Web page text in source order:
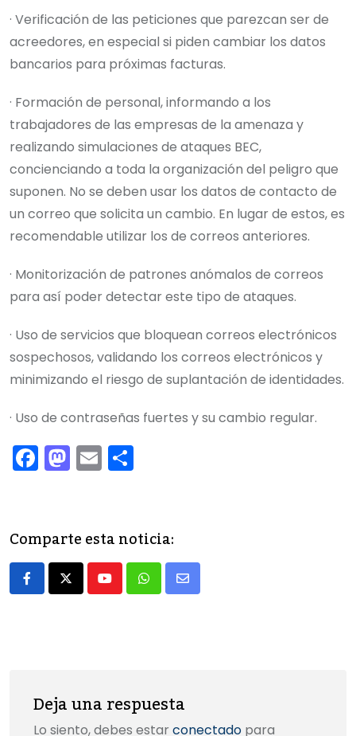
· Verificación de las peticiones que parezcan ser de
acreedores, en especial si piden cambiar los datos
bancarios para próximas facturas.
· Formación de personal, informando a los
trabajadores de las empresas de la amenaza y
realizando simulaciones de ataques BEC,
concienciando a toda la organización del peligro que
suponen. No se deben usar los datos de contacto de
un correo que solicita un cambio. En lugar de estos, es
recomendable utilizar los de correos anteriores.
· Monitorización de patrones anómalos de correos
para así poder detectar este tipo de ataques.
· Uso de servicios que bloquean correos electrónicos
sospechosos, validando los correos electrónicos y
minimizando el riesgo de suplantación de identidades.
· Uso de contraseñas fuertes y su cambio regular.
F
a
e
b
o
M
a
o
d
o
E
m
l p
ar
tir
Comparte esta noticia:
YoutubeWhatsapp
Share
Deja una respuesta
Lo siento, debes estar conectado para